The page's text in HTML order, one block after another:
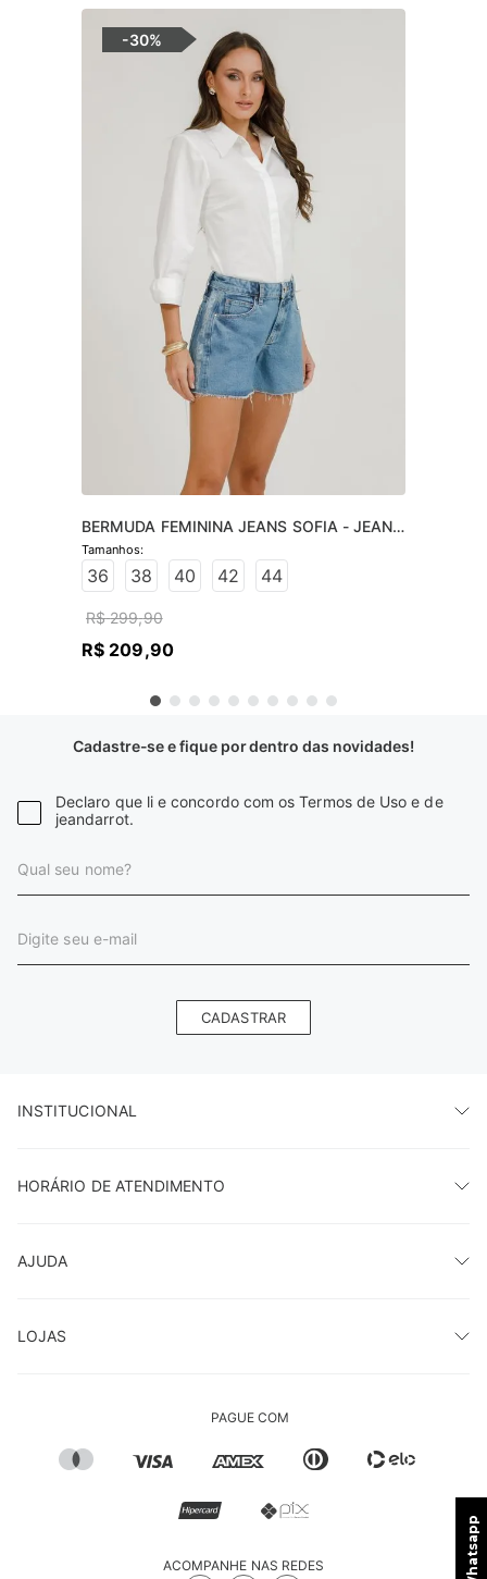
-30%
BERMUDA FEMININA JEANS SOFIA - JEANS
CLARO
36 38 40 42 44
R$ 299,90
R$ 209,90
Cadastre-se e fique por dentro das novidades!
Declaro que li e concordo com os Termos de Uso e de
jeandarrot.
CADASTRAR
INSTITUCIONAL
HORÁRIO DE ATENDIMENTO
AJUDA
LOJAS
PAGUE COM
ACOMPANHE NAS REDES